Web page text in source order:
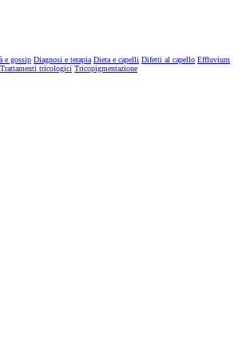
e gossip Diagnosi e terapia Dieta e capelli Difetti al capello Effluvium
Trattamenti tricologici Tricopigmentazione